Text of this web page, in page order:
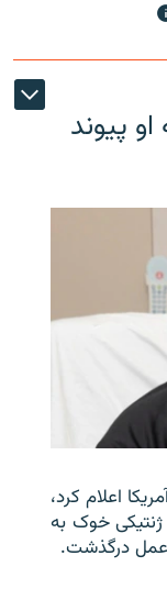
پیوند
اعلام کرد،
خوک به
عمل درگذشت.